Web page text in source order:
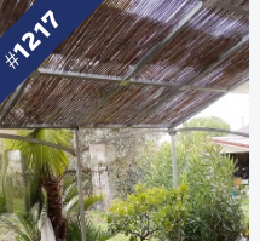
1217